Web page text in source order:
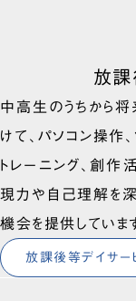
放課
中高生のうちから
けて、パソコン操作
トレーニング、創作
現力や自己理解を深
機会を提供していま
放課後等デイサー